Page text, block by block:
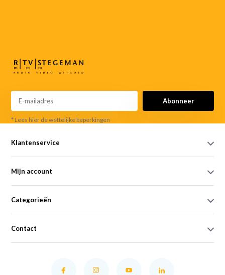
Abonneer
* Lees hier de wettelijke beperkingen
Klantenservice
Mijn account
Categorieën
Contact